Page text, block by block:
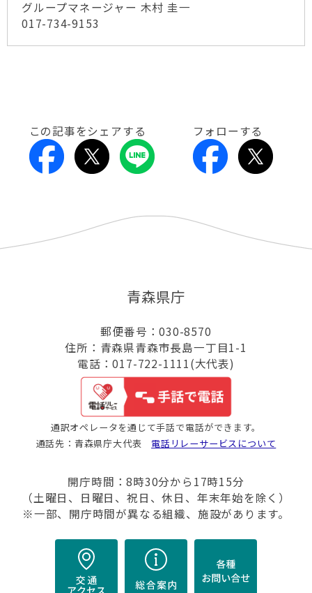
グループマネージャー 木村 圭一
017-734-9153
この記事をシェアする フォローする
青森県庁
郵便番号：030-8570
住所：青森県青森市長島一丁目1-1
電話：017-722-1111(大代表)
通訳オペレータを通じて手話で電話ができます。
通話先：青森県庁大代表 電話リレーサービスについて
開庁時間：8時30分から17時15分
（土曜日、日曜日、祝日、休日、年末年始を除く）
※一部、開庁時間が異なる組織、施設があります。